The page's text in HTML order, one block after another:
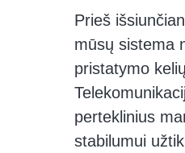
Prieš
mūsų sistema
pristatymo
perteklinius
stabilumui